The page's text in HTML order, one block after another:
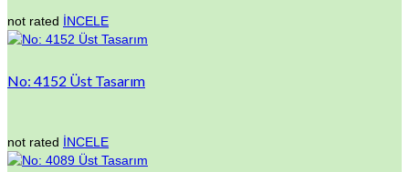
not rated İNCELE
No: 4152 Üst Tasarım
not rated İNCELE